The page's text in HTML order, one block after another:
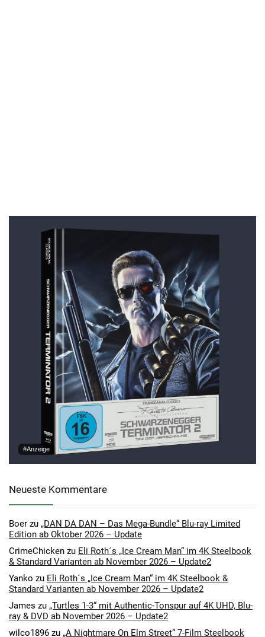
#Anzeige
Neueste Kommentare
Boer zu „DAN DA DAN – Das Mega-Bundle“ Blu-ray Limited
Edition ab Oktober 2026 – Update
CrimeChicken zu Eli Roth´s „Ice Cream Man“ im 4K Steelbook
& Standard Varianten ab November 2026 – Update2
Yanko zu Eli Roth´s „Ice Cream Man“ im 4K Steelbook &
Standard Varianten ab November 2026 – Update2
James zu „Turtles 1-3“ mit Authentic-Tonspur auf 4K UHD, Blu-
ray & DVD ab November 2026 – Update2
wilco1896 zu „A Nightmare On Elm Street“ 7-Film Steelbook